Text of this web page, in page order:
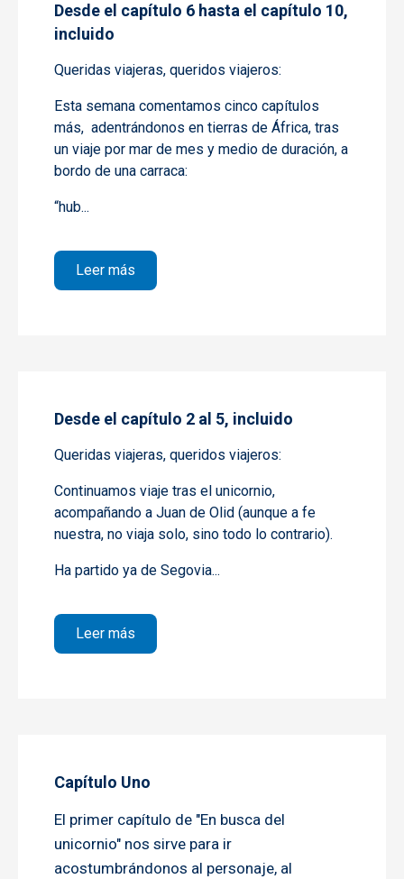
Desde el capítulo 6 hasta el capítulo 10,
incluido
Queridas viajeras, queridos viajeros:
Esta semana comentamos cinco capítulos
más, adentrándonos en tierras de África, tras
un viaje por mar de mes y medio de duración, a
bordo de una carraca:
“hub...
Leer más
Desde el capítulo 2 al 5, incluido
Queridas viajeras, queridos viajeros:
Continuamos viaje tras el unicornio,
acompañando a Juan de Olid (aunque a fe
nuestra, no viaja solo, sino todo lo contrario).
Ha partido ya de Segovia...
Leer más
Capítulo Uno
El primer capítulo de "En busca del
unicornio" nos sirve para ir
acostumbrándonos al personaje, al